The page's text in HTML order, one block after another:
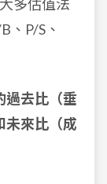
多估值法
、P/S、
過去比（垂
未來比（成